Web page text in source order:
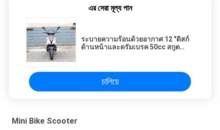
এর সেরা মূল্য পান
ระบายความร้อนด้วยอากาศ 12 "ดิสก์
ด้านหน้าและดรัมเบรค 50cc สกูต
চালিয়ে
Mini Bike Scooter